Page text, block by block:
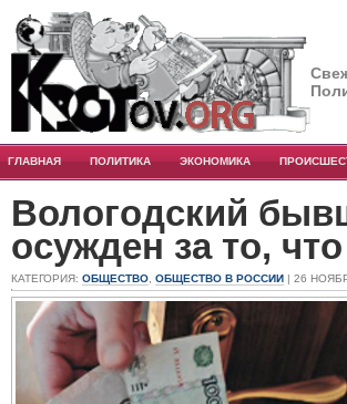
ГЛАВНАЯ ПОЛИТИКА ЭКОНОМИКА
Вологодский
осужден за то,
КАТЕГОРИЯ: ОБЩЕСТВО ОБЩЕСТВО В РОССИИ | 26